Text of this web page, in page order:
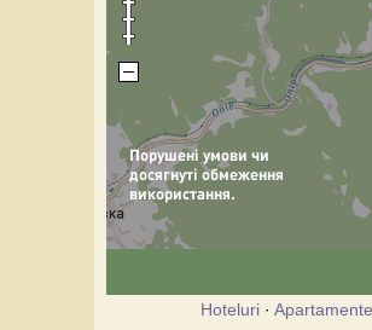
Hoteluri· Apartamente